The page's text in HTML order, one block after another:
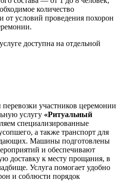
количество
от условий проведения похорон
доступна на отдельной
участников церемонии
услугу «Ритуальный
специализированные
а также транспорт для
Машины подготовлены
и обеспечивают
доставку к месту прощания, в
Услуга помогает удобно
и соблюсти порядок